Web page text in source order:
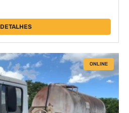
DETALHES
ONLINE